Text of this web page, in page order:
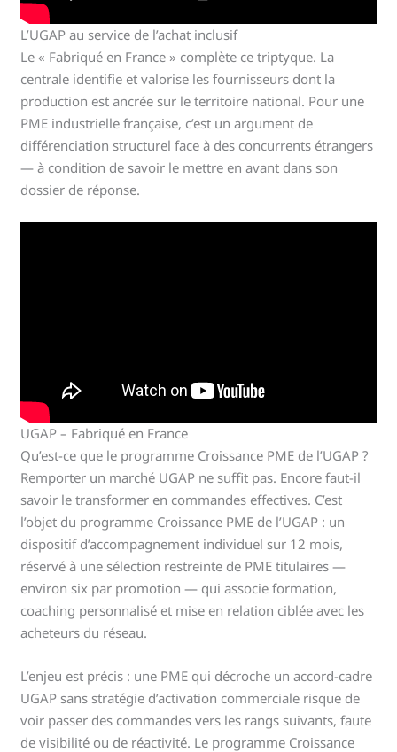
L’UGAP au service de l’achat inclusif
Le « Fabriqué en France » complète ce triptyque. La
centrale identifie et valorise les fournisseurs dont la
production est ancrée sur le territoire national. Pour une
PME industrielle française, c’est un argument de
différenciation structurel face à des concurrents étrangers
— à condition de savoir le mettre en avant dans son
dossier de réponse.
UGAP – Fabriqué en France
Qu’est-ce que le programme Croissance PME de l’UGAP ?
Remporter un marché UGAP ne suffit pas. Encore faut-il
savoir le transformer en commandes effectives. C’est
l’objet du programme Croissance PME de l’UGAP : un
dispositif d’accompagnement individuel sur 12 mois,
réservé à une sélection restreinte de PME titulaires —
environ six par promotion — qui associe formation,
coaching personnalisé et mise en relation ciblée avec les
acheteurs du réseau.
L’enjeu est précis : une PME qui décroche un accord-cadre
UGAP sans stratégie d’activation commerciale risque de
voir passer des commandes vers les rangs suivants, faute
de visibilité ou de réactivité. Le programme Croissance